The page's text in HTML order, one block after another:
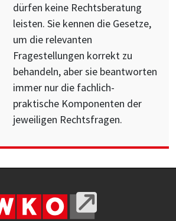
dürfen keine Rechtsberatung
leisten. Sie kennen die Gesetze,
um die relevanten
Fragestellungen korrekt zu
behandeln, aber sie beantworten
immer nur die fachlich-
praktische Komponenten der
jeweiligen Rechtsfragen.